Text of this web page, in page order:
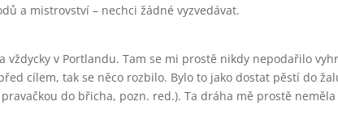
a mistrovství – nechci žádné vyzvedávat.
vždycky v Portlandu. Tam se mi prostě nikdy nepodařilo
cílem, tak se něco rozbilo. Bylo to jako dostat pěstí do
do břicha, pozn. red.). Ta dráha mě prostě neměla